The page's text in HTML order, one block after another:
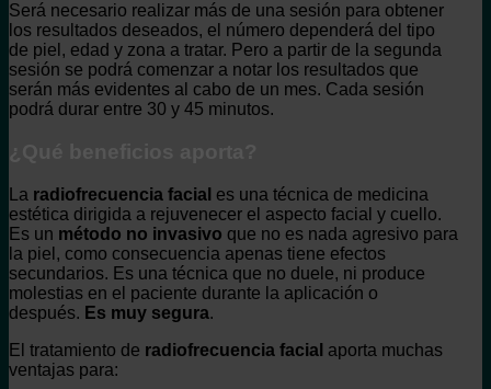
Será necesario realizar más de una sesión para obtener
los resultados deseados, el número dependerá del tipo
de piel, edad y zona a tratar. Pero a partir de la segunda
sesión se podrá comenzar a notar los resultados que
serán más evidentes al cabo de un mes. Cada sesión
podrá durar entre 30 y 45 minutos.
La radiofrecuencia facial es una técnica de medicina
estética dirigida a rejuvenecer el aspecto facial y cuello.
Es un método no invasivo que no es nada agresivo para
la piel, como consecuencia apenas tiene efectos
secundarios. Es una técnica que no duele, ni produce
molestias en el paciente durante la aplicación o
después. Es muy segura.
El tratamiento de radiofrecuencia facial aporta muchas
ventajas para: